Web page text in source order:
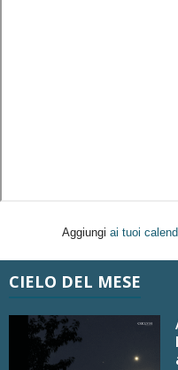
Aggiungi ai tuoi
CIELO DEL MESE